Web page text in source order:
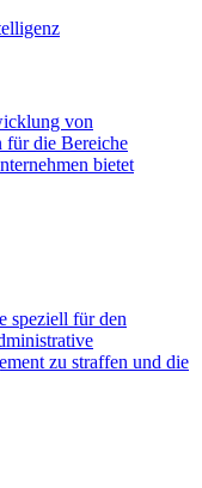
von
für die Bereiche
bietet
speziell für den
zu straffen und die